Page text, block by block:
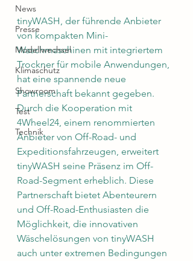
News
Presse
Modellwechsel
Klimaschutz
Showroom
Test
Technik
tinyWASH, der führende Anbieter
von kompakten Mini-
Waschmaschinen mit integriertem
Trockner für mobile Anwendungen,
hat eine spannende neue
Partnerschaft bekannt gegeben.
Durch die Kooperation mit
4Wheel24, einem renommierten
Anbieter von Off-Road- und
Expeditionsfahrzeugen, erweitert
tinyWASH seine Präsenz im Off-
Road-Segment erheblich. Diese
Partnerschaft bietet Abenteurern
und Off-Road-Enthusiasten die
Möglichkeit, die innovativen
Wäschelösungen von tinyWASH
auch unter extremen Bedingungen